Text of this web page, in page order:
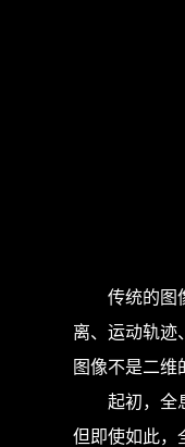
传统的图像
离、运动轨迹
图像不是二维
起初，全息
但即使如此，